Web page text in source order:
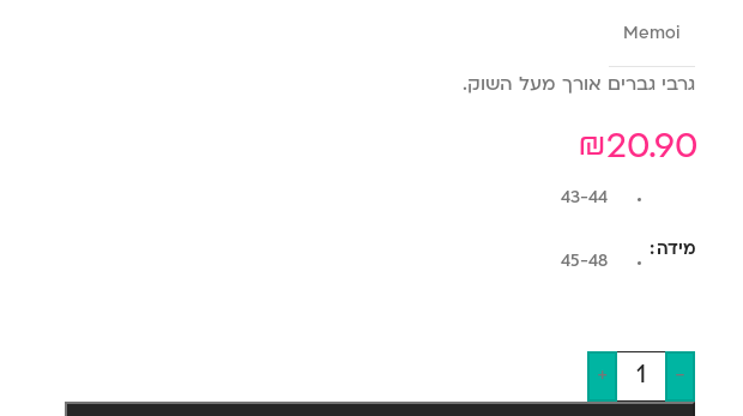
Memoi
גרבי גברים אורך מעל השוק.
20.90
₪
מידה
43-44
45-48
-
+